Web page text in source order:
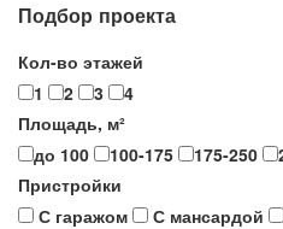
Подбор проекта
Кол-во этажей
1
2 3
4
Площадь, м²
до 100
100-175 175-250
Пристройки
С гаражом
С мансардой